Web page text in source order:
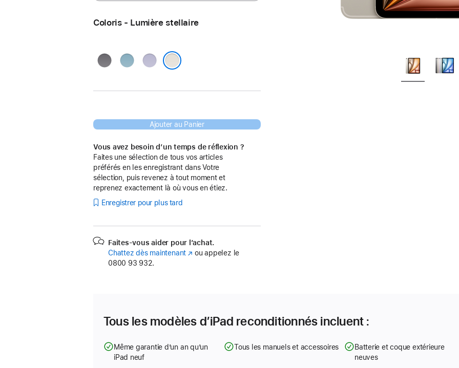
Coloris - Lumière stellaire
Gris
Bleu Violet
Ajouter au Panier
Vous avez besoin d’un temps de réflexion ?
Faites une sélection de tous vos articles
préférés en les enregistrant dans Votre
sélection, puis revenez à tout moment et
reprenez exactement là où vous en étiez.
Enregistrer pour plus tard
Faites-vous aider pour l’achat.
Chattez dès maintenant (s’ouvre
ou appelez le
0800 93 932.
Tous les modèles d’iPad reconditionnés incluent :
Même garantie d’un an qu’un
iPad neuf
Tous les manuels et accessoires
Batterie et coque extérieure
neuves